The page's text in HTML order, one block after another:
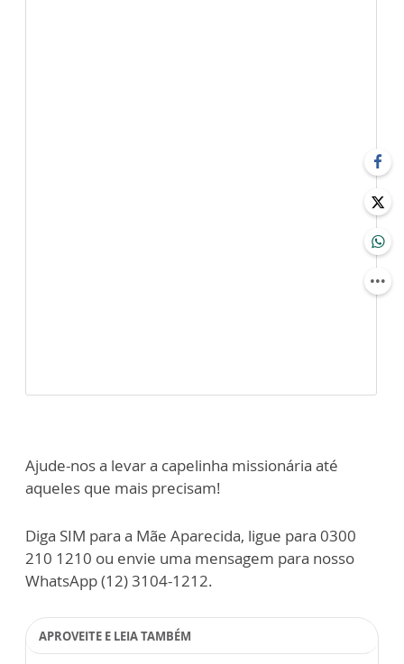
Ajude-nos a levar a capelinha missionária até
aqueles que mais precisam!
Diga SIM para a Mãe Aparecida, ligue para 0300
210 1210 ou envie uma mensagem para nosso
WhatsApp (12) 3104-1212.
APROVEITE E LEIA TAMBÉM